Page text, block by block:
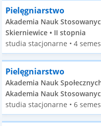
Pielęgniarstwo
Akademia Nauk
Skierniewice • II stopnia
studia stacjonarne • 4
Pielęgniarstwo
Akademia Nauk
Akademia Nauk
studia stacjonarne • 6